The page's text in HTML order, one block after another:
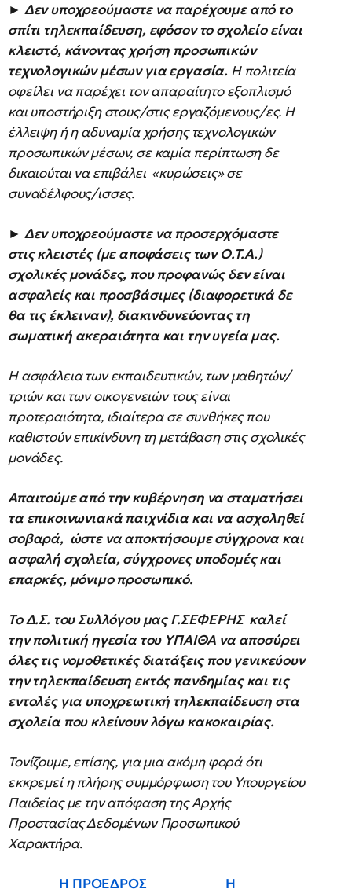
► Δεν υποχρεούμαστε να παρέχουμε από το
σπίτι τηλεκπαίδευση, εφόσον το σχολείο είναι
κλειστό, κάνοντας χρήση προσωπικών
τεχνολογικών μέσων για εργασία. Η πολιτεία
οφείλει να παρέχει τον απαραίτητο εξοπλισμό
και υποστήριξη στους/στις εργαζόμενους/ες. Η
έλλειψη ή η αδυναμία χρήσης τεχνολογικών
προσωπικών μέσων, σε καμία περίπτωση δε
δικαιούται να επιβάλει «κυρώσεις» σε
συναδέλφους/ισσες.
► Δεν υποχρεούμαστε να προσερχόμαστε
στις κλειστές (με αποφάσεις των Ο.Τ.Α.)
σχολικές μονάδες, που προφανώς δεν είναι
ασφαλείς και προσβάσιμες (διαφορετικά δε
θα τις έκλειναν), διακινδυνεύοντας τη
σωματική ακεραιότητα και την υγεία μας.
Η ασφάλεια των εκπαιδευτικών, των μαθητών/
τριών και των οικογενειών τους είναι
προτεραιότητα, ιδιαίτερα σε συνθήκες που
καθιστούν επικίνδυνη τη μετάβαση στις σχολικές
μονάδες.
Απαιτούμε από την κυβέρνηση να σταματήσει
τα επικοινωνιακά παιχνίδια και να ασχοληθεί
σοβαρά, ώστε να αποκτήσουμε σύγχρονα και
ασφαλή σχολεία, σύγχρονες υποδομές και
επαρκές, μόνιμο προσωπικό.
Το Δ.Σ. του Συλλόγου μας Γ.ΣΕΦΕΡΗΣ καλεί
την πολιτική ηγεσία του ΥΠΑΙΘΑ να αποσύρει
όλες τις νομοθετικές διατάξεις που γενικεύουν
την τηλεκπαίδευση εκτός πανδημίας και τις
εντολές για υποχρεωτική τηλεκπαίδευση στα
σχολεία που κλείνουν λόγω κακοκαιρίας.
Τονίζουμε, επίσης, για μια ακόμη φορά ότι
εκκρεμεί η πλήρης συμμόρφωση του Υπουργείου
Παιδείας με την απόφαση της Αρχής
Προστασίας Δεδομένων Προσωπικού
Χαρακτήρα.
Η ΠΡΟΕΔΡΟΣ Η